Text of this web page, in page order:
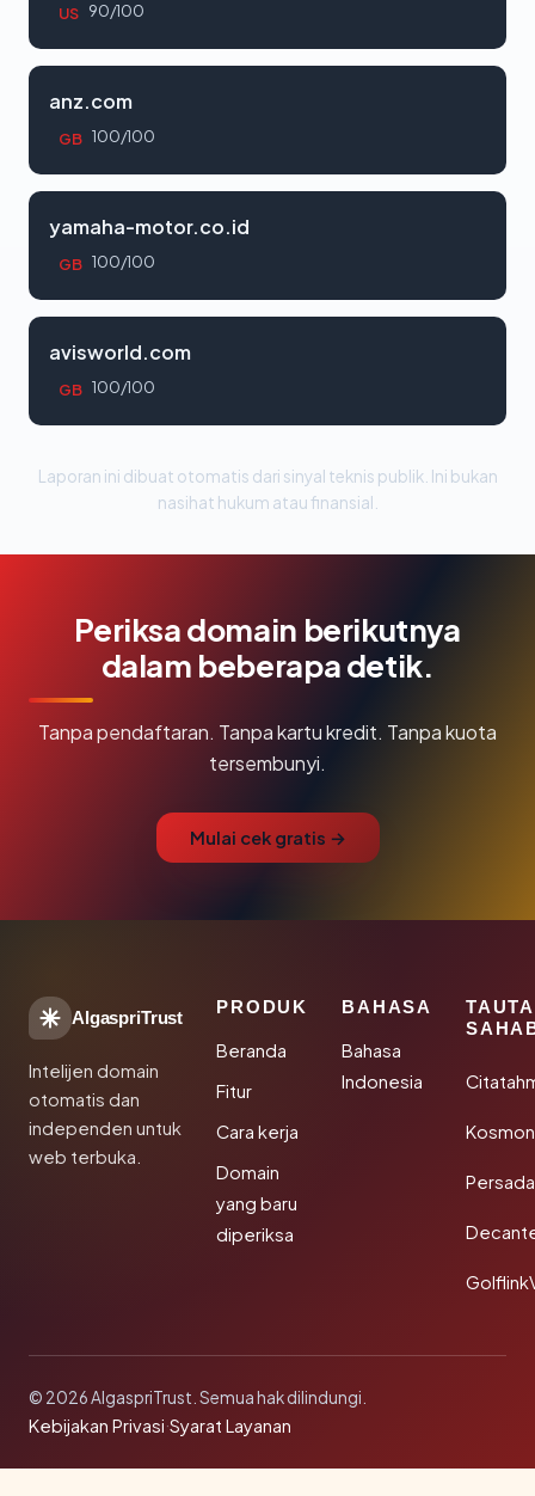
US 90/100
anz.com
GB 100/100
yamaha-motor.co.id
GB 100/100
avisworld.com
GB 100/100
Laporan ini dibuat otomatis dari sinyal teknis publik. Ini bukan
nasihat hukum atau finansial.
Periksa domain berikutnya
dalam beberapa detik.
Tanpa pendaftaran. Tanpa kartu kredit. Tanpa kuota
tersembunyi.
Mulai cek gratis →
AlgaspriTrust
Intelijen domain
otomatis dan
independen untuk
web terbuka.
PRODUK
Beranda
Fitur
Cara kerja
Domain
yang baru
diperiksa
BAHASA
Bahasa
Indonesia
© 2026 AlgaspriTrust. Semua hak dilindungi.
Kebijakan Privasi·Syarat Layanan